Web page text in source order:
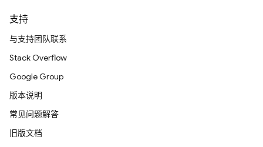
支持
与支持团队联系
Stack Overflow
Google Group
版本说明
常见问题解答
旧版文档